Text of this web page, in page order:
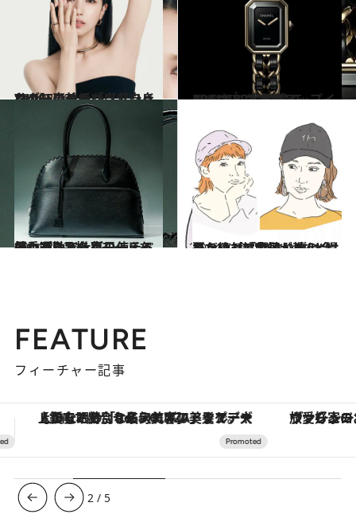
2024.8.28
TWICEのミナが【ブシュロン】のジャパンアンバサダーに就任「自分自身をより高めていきたい」
ファッション 2024.8.23
シャネル ポップアップインベント “L’AVANT-PREMIÈRE”開催
ライフスタイル
2024.8.17
持つだけで仕事のモチベアップ!?品格とモードを兼ねそろえる毎日使える優秀通勤バッグ
ファッション 2024.7.7
夏だけど「帽子」が似合わない…美容師が教える、絶対に失敗しない“帽子えらび” “かぶり方”とは
ファッション
FEATURE
フィーチャー記事
ヴァシュロン・コンスタンタン「オーヴァーシーズ・オートマティック」。旅愛好家のお気に入りコレクションから、ジェンダーレスな新作が登場
3 / 5